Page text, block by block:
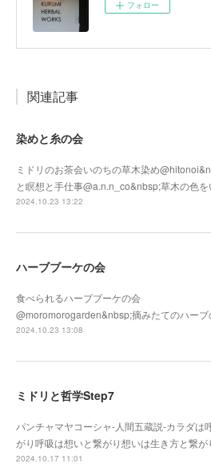
フォロー
関連記事
染めと糸の会
ミドリのお茶会いのちの草木染め
と瞑想と手仕事@a.n.n_co&nbsp;草木の色を
2024.10.23 13:22
ハーブブーケの会
食べられるハーブブーケの会
@moromorogarden&nbsp;摘みたてのハーブ
2024.10.23 13:08
ミドリと哲学Step7
パンチャマヤコーシャ-人間五蔵説-カラダは
がり呼吸は想いと繋がり想いは生き方と繋が
2024.10.17 11:01